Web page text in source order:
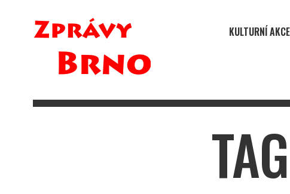
KULTURNÍ AKCE